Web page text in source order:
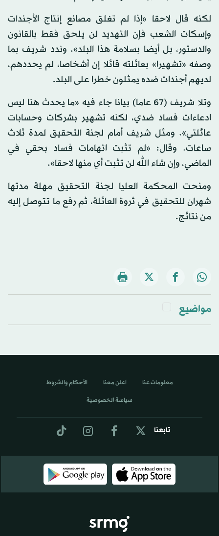
لكنه قال لاحقا «إذا لم تغلق مصانع إنتاج الأجندات
وإسكات الشعب فإن التهديد لن يلحق فقط بالقانون
والدستور، بل أيضا بسلامة هذا البلد». وندد شريف بما
وصفه «تشهيرا» بعائلته قائلا إن أشخاصا، لم يحددهم،
لديهم أجندات ضده يمثلون خطرا على البلد.
وتلا شريف (67 عاما) بيانا جاء فيه «ما يحدث هنا ليس
ادعاءات فساد ضدي، لكنه تشهير بشركات وحسابات
عائلتي». ومثل شريف أمام لجنة التحقيق لمدة ثلاث
ساعات. وقال: «لم تثبت اتهامات فساد بحقي في
الماضي، وإن شاء الله لن تثبت أي منها لاحقا».
ومنحت المحكمة العليا لجنة التحقيق مهلة مدتها
شهران للتحقيق في ثروة العائلة، ثم رفع ما تتوصل إليه
من نتائج.
مواضيع
تابعنا
معلومات عنا اعلن معنا الأحكام والشروط
سياسة الخصوصية